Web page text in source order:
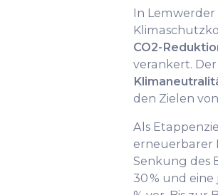
In
CO2-
verankert.
den Zielen
Als
erneuerbarer
Senkung des
30 % und